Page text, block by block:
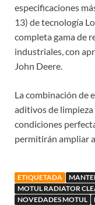
especificaciones
13) de tecnología
completa gama de
industriales, con
John Deere.
La combinación de
aditivos de
condiciones
permitirán ampliar
ETIQUETADA
MOTUL RADIATOR
NOVEDADES MOTUL